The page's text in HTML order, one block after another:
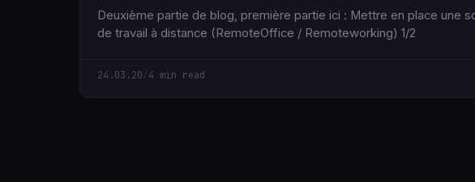
Deuxième partie de blog, première partie ici : Mettre en place une solution
de travail à distance (RemoteOffice / Remoteworking) 1/2
24.03.20 /4 min read